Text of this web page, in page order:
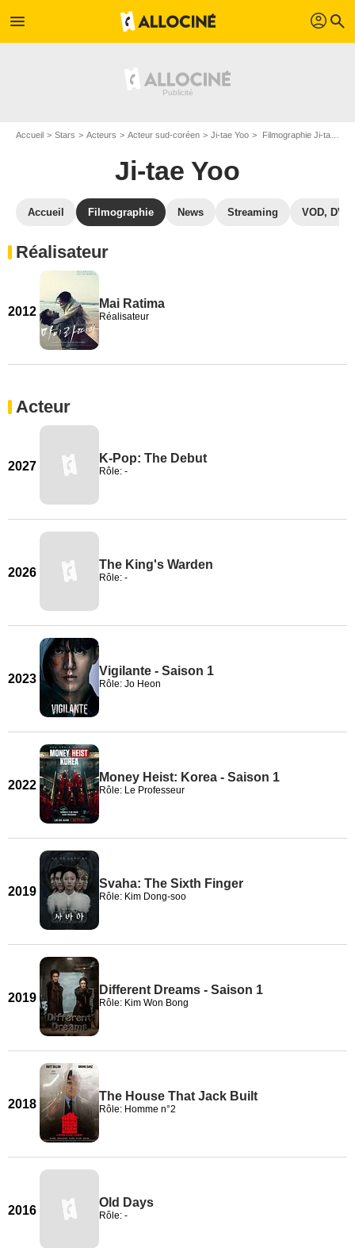
menu profil search
Accueil Stars Acteurs Acteur sud-coréen Ji-tae Yoo Filmographie Ji-tae Yoo
Ji-tae Yoo
Accueil Filmographie News Streaming VOD, DVD
Réalisateur
2012
Mai Ratima
Réalisateur
Acteur
2027
K-Pop: The Debut
Rôle: -
2026
The King's Warden
Rôle: -
2023
Vigilante - Saison 1
Rôle: Jo Heon
2022
Money Heist: Korea - Saison 1
Rôle: Le Professeur
2019
Svaha: The Sixth Finger
Rôle: Kim Dong-soo
2019
Different Dreams - Saison 1
Rôle: Kim Won Bong
2018
The House That Jack Built
Rôle: Homme n°2
2016
Old Days
Rôle: -